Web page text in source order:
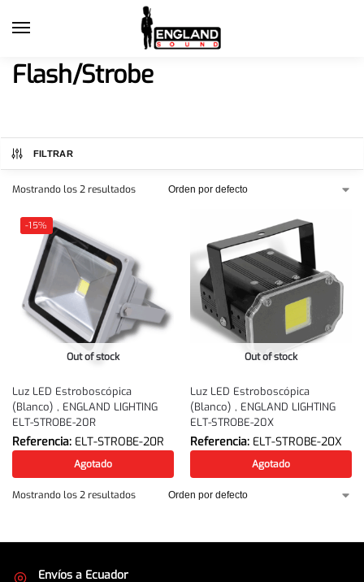
Flash/Strobe
FILTRAR
Mostrando los 2 resultados
-15%
Out of stock
Luz LED Estroboscópica
(Blanco) , ENGLAND LIGHTING
ELT-STROBE-20R
Referencia: ELT-STROBE-20R
Agotado
Out of stock
Luz LED Estroboscópica
(Blanco) , ENGLAND LIGHTING
ELT-STROBE-20X
Referencia: ELT-STROBE-20X
Agotado
Mostrando los 2 resultados
Envíos a Ecuador